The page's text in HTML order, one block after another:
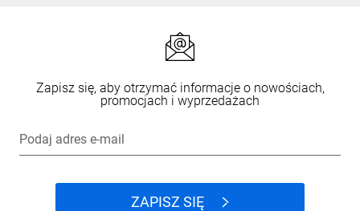
Zapisz się, aby otrzymać informacje o nowościach,
promocjach i wyprzedażach
Podaj adres e-mail
ZAPISZ SIĘ